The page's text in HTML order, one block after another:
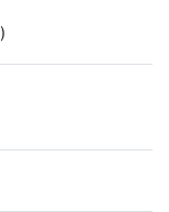
)